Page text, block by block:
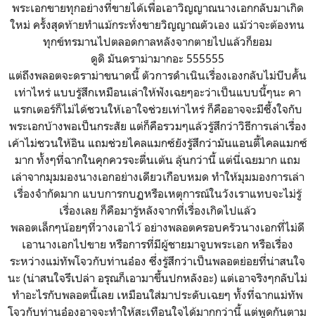
พระเอกขายทุกอย่างที่ขายได้เพื่อเอาวิญญาณนางเอกกลับมาเกิด
ใหม่ ครั้งสุดท้ายทำแม้กระทั่งขายวิญญาณตัวเอง แม้ว่าจะต้องทน
ทุกข์ทรมานไปตลอดกาลหลังจากตายไปแล้วก็ยอม
ดูดิ มันดราม่ามากอะ 555555
แต่ถึงพลอตจะดราม่าขนาดนี้ ตัวการดำเนินเรื่องเองกลับไม่บีบคั้น
เท่าไหร่ แบบรู้สึกเหมือนเล่าให้ฟังเฉยๆอะว่าเป็นแบบนี้ๆนะ คา
แรกเตอร์ก็ไม่ได้ชวนให้เอาใจช่วยเท่าไหร่ ก็คืออาจจะมีซึ้งใจกับ
พระเอกบ้างพอเป็นกระสัย แต่ก็คือรวมๆแล้วรู้สึกว่าวิธีการเล่าเรื่อง
เค้าไม่ชวนให้อิน แถมช่วยไคลแมกซ์ยังรู้สึกว่ามันแอนตี้ไคลแมกซ์
มาก ทั้งๆที่ฉากในคุกควรจะตื่นเต้น ลุ้นกว่านี้ แต่นี่เฉยมาก แถม
เล่าจากมุมมองนางเอกอย่างเดียวเกือบหมด ทำให้มุมมองการเล่า
เรื่องจำกัดมาก แบบการกบฏหรือเหตุการณ์ในวังเราแทบจะไม่รู้
เรื่องเลย ก็คือมารู้หลังจากที่เรื่องเกิดไปแล้ว
พลอตเล็กๆน้อยๆที่วางเอาไว้ อย่างพลอตครอบครัวนางเอกที่ไม่ดี
เอานางเอกไปขาย หรือการที่มีผู้ชายมาจูบพระเอก หรือเรื่อง
ระหว่างแม่ทัพโจวกับท่านอ๋อง ซึ่งรู้สึกว่าเป็นพลอตย่อยที่น่าสนใจ
นะ (น่าสนใจรึเปล่า อรุณก็เอามาขึ้นปกหลังอะ) แต่เอาจริงๆกลับไม่
ทำอะไรกับพลอตนี้เลย เหมือนใส่มาประดับเฉยๆ ทั้งที่ฉากแม่ทัพ
โจวกับท่านอ๋องอาจจะทำให้สะเทือนใจได้มากกว่านี้ แต่พูดกันตาม